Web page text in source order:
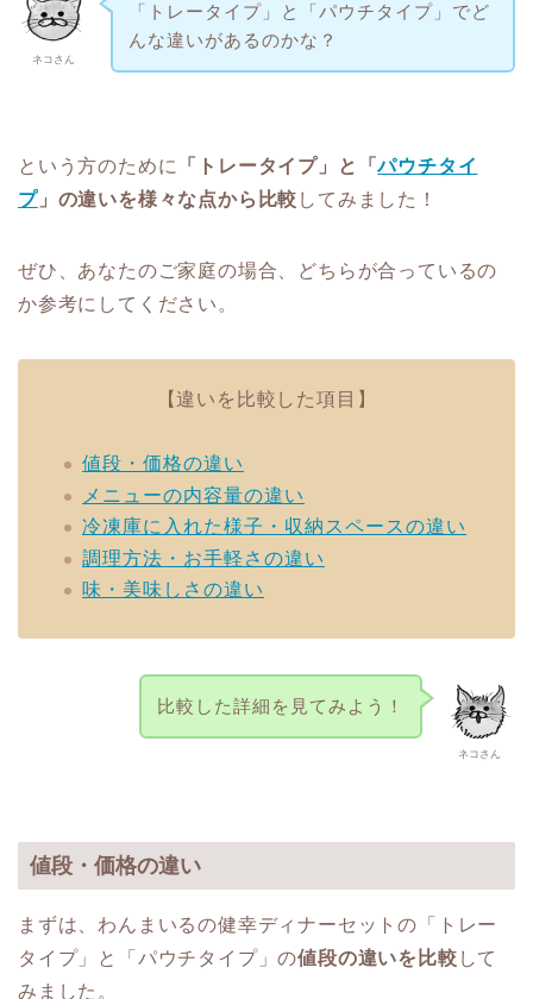
ネコさん
「トレータイプ」と「パウチタイプ」でど
んな違いがあるのかな？
という方のために 「トレータイプ」と「パウチタイ
プ」の違いを様々な点から比較 してみました！
ぜひ、あなたのご家庭の場合、どちらが合っているの
か参考にしてください。
【違いを比較した項目】
値段・価格の違い
メニューの内容量の違い
冷凍庫に入れた様子・収納スペースの違い
調理方法・お手軽さの違い
味・美味しさの違い
ネコさん
比較した詳細を見てみよう！
値段・価格の違い
まずは、わんまいるの健幸ディナーセットの「トレー
タイプ」と「パウチタイプ」の値段の違いを比較 して
みました。